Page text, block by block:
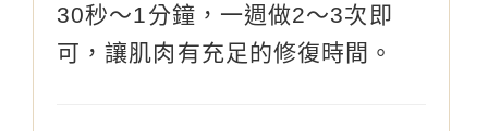
30秒～1分鐘，一週做2～3次即
可，讓肌肉有充足的修復時間。